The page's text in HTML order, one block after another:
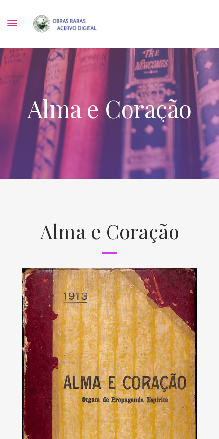
Alma e Coração
Alma e Coração